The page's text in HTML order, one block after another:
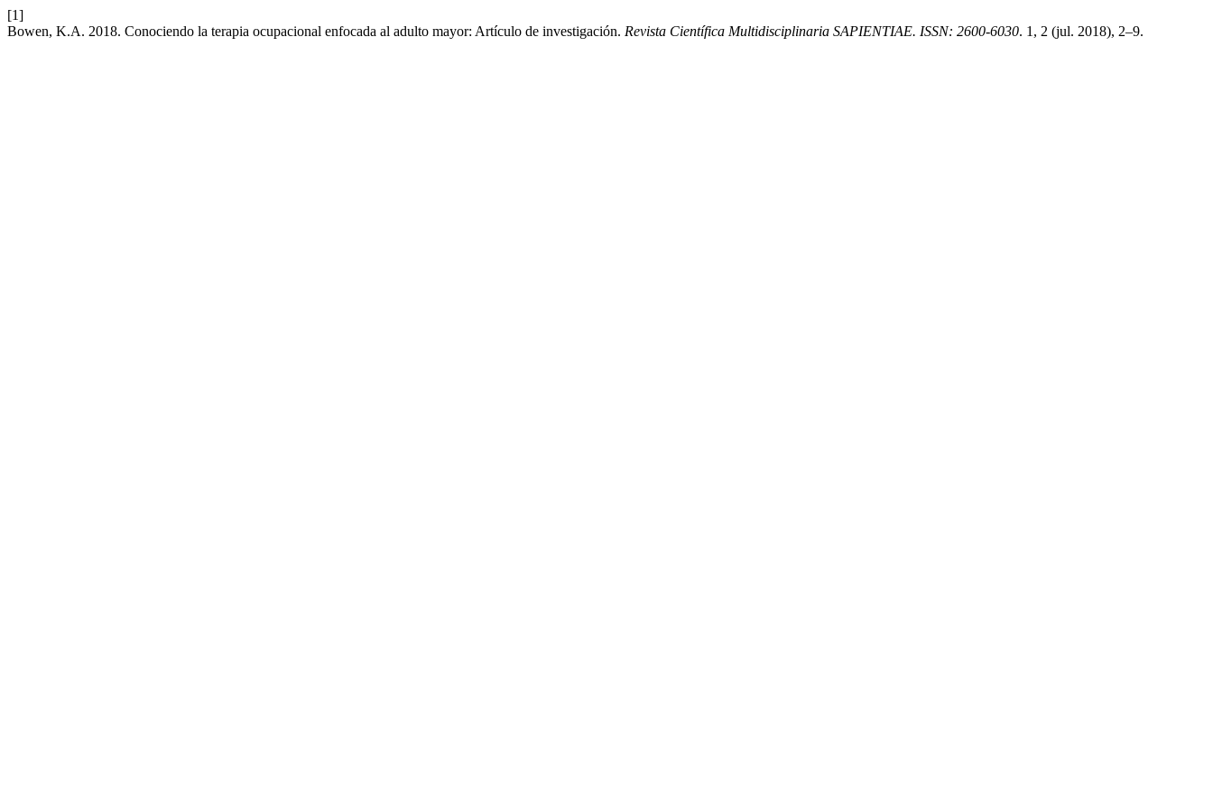
[1]
Bowen, K.A. 2018. Conociendo la terapia ocupacional enfocada al adulto mayor: Artículo de investigación. Revista Científica Multidisciplinaria SAPIENTIAE. ISSN: 2600-6030. 1, 2 (jul. 2018), 2–9.